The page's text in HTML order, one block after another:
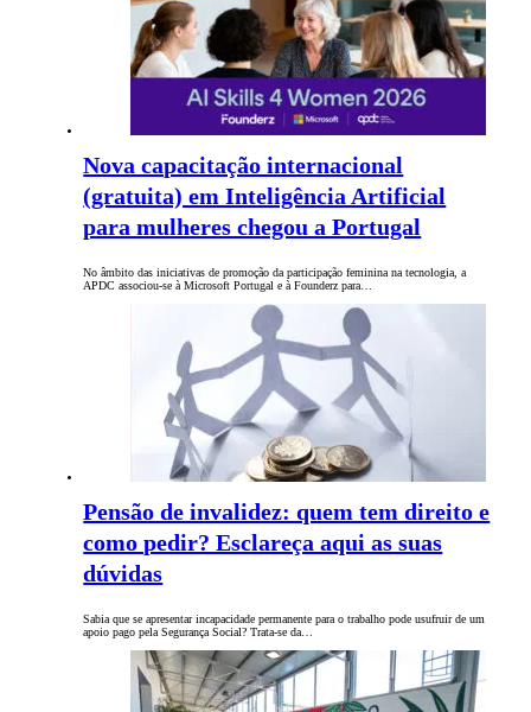
Nova capacitação internacional
(gratuita) em Inteligência Artificial
para mulheres chegou a Portugal
No âmbito das iniciativas de promoção da participação feminina na tecnologia, a
APDC associou-se à Microsoft Portugal e à Founderz para…
Pensão de invalidez: quem tem direito e
como pedir? Esclareça aqui as suas
dúvidas
Sabia que se apresentar incapacidade permanente para o trabalho pode usufruir de um
apoio pago pela Segurança Social? Trata-se da…